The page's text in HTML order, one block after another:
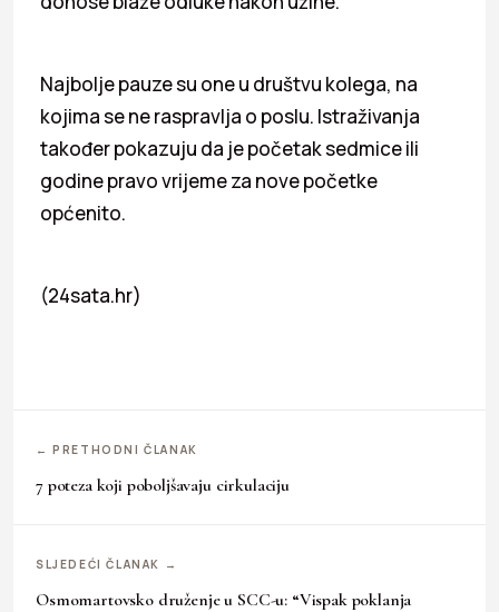
Najbolje pauze su one u društvu kolega, na
kojima se ne raspravlja o poslu. Istraživanja
također pokazuju da je početak sedmice ili
godine pravo vrijeme za nove početke
općenito.
(24sata.hr)
← PRETHODNI ČLANAK
7 poteza koji poboljšavaju cirkulaciju
SLJEDEĆI ČLANAK →
Osmomartovsko druženje u SCC-u: “Vispak poklanja